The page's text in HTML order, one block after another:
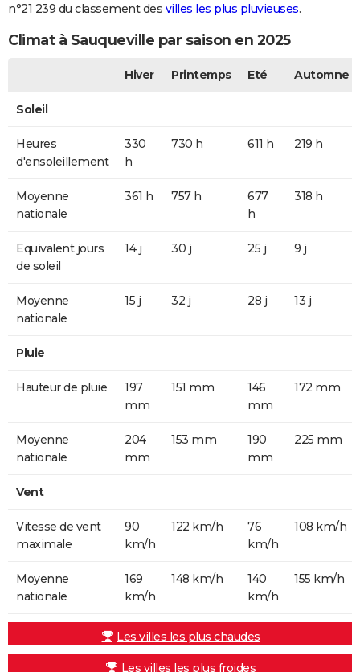
n°21 239 du classement des villes les plus pluvieuses.
Climat à Sauqueville par saison en 2025
Hiver Printemps Eté Automne
Soleil
Heures
d'ensoleillement
330
h
730 h 611 h 219 h
Moyenne
nationale
361 h 757 h
677
h
318 h
Equivalent jours
de soleil
14 j 30 j 25 j 9 j
Moyenne
nationale
15 j 32 j 28 j 13 j
Pluie
Hauteur de pluie
197
mm
151 mm
146
mm
172 mm
Moyenne
nationale
204
mm
153 mm
190
mm
225 mm
Vent
Vitesse de vent
maximale
90
km/h
122 km/h
76
km/h
108 km/h
Moyenne
nationale
169
km/h
148 km/h
140
km/h
155 km/h
Les villes les plus chaudes
Les villes les plus froides